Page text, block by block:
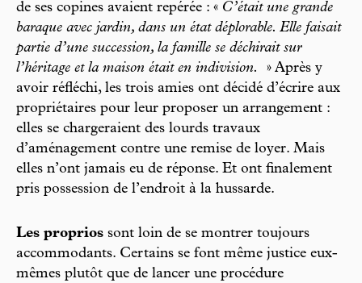
de ses copines avaient repérée : « C’était une grande
baraque avec jardin, dans un état déplorable. Elle faisait
partie d’une succession, la famille se déchirait sur
l’héritage et la maison était en indivision.
» Après y
avoir réfléchi, les trois amies ont décidé d’écrire aux
propriétaires pour leur proposer un arrangement :
elles se chargeraient des lourds travaux
d’aménagement contre une remise de loyer. Mais
elles n’ont jamais eu de réponse. Et ont finalement
pris possession de l’endroit à la hussarde.
Les proprios sont loin de se montrer toujours
accommodants. Certains se font même justice eux-
mêmes plutôt que de lancer une procédure